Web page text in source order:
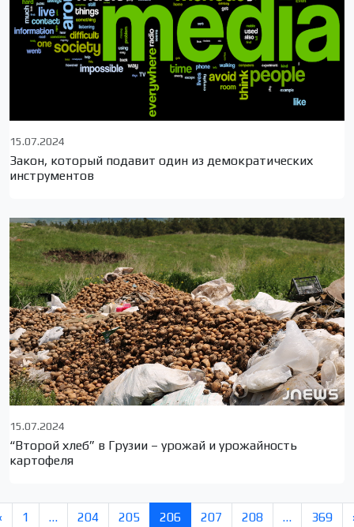
15.07.2024
Закон, который подавит один из демократических
инструментов
15.07.2024
“Второй хлеб” в Грузии – урожай и урожайность
картофеля
1 … 204 205 206 207 208 … 369